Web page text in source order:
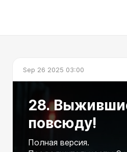
Sep 26 2025 03:00
28.
повсюду!
Полная версия.